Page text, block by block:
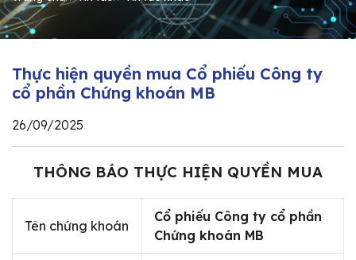
Thực hiện quyền mua Cổ phiếu Công ty
cổ phần Chứng khoán MB
26/09/2025
THÔNG BÁO THỰC HIỆN QUYỀN MUA
Tên chứng khoán
Cổ phiếu Công ty cổ phần
Chứng khoán MB